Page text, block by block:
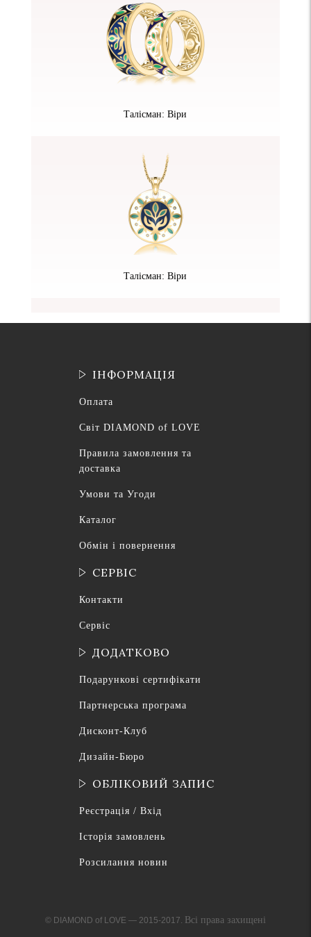
Талісман: Віри
Талісман: Віри
ІНФОРМАЦІЯ
Оплата
Світ DIAMOND of LOVE
Правила замовлення та
доставка
Умови та Угоди
Каталог
Обмін і повернення
СЕРВІС
Контакти
Сервіс
ДОДАТКОВО
Подарункові сертифікати
Партнерська програма
Дисконт-Клуб
Дизайн-Бюро
ОБЛІКОВИЙ ЗАПИС
Реєстрація / Вхід
Історія замовлень
Розсилання новин
© DIAMOND of LOVE — 2015-2017. Всі права захищені